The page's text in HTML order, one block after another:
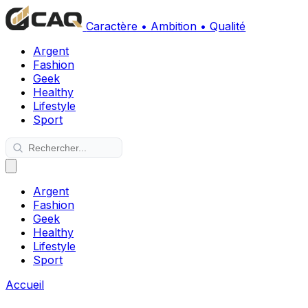
Caractère • Ambition • Qualité
Argent
Fashion
Geek
Healthy
Lifestyle
Sport
Argent
Fashion
Geek
Healthy
Lifestyle
Sport
Accueil